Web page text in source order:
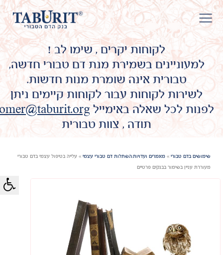
לקוחות יקרים , שימו לב !
למעוניינים בשמירת מנת דם טבורי חדשה,
טבורית אינה שומרת מנות חדשות.
לשירות לקוחות עבור לקוחות קיימים ניתן
לפנות לכל שאלה באימייל
תודה , צוות טבורית
שימושים בדם טבורי » מאמרים ועדויות:השתלות דם טבורי עצמי » עלייה בטיפול עצמי בדם טבורי
מעוררת עניין בשימור בבנקים פרטיים